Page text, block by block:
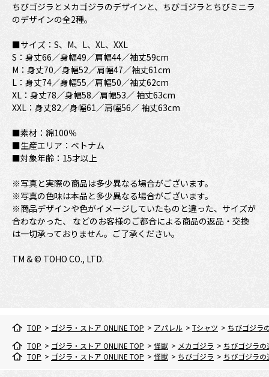
ちびゴジラとメカゴジラのデザインと、ちびゴジラとちびミニラ
のデザインの全2種。
■サイズ：S、M、L、XL、XXL
S：身丈66／身幅49／肩幅44／袖丈59cm
M：身丈70／身幅52／肩幅47／袖丈61cm
L：身丈74／身幅55／肩幅50／袖丈62cm
XL：身丈78／身幅58／肩幅53／ 袖丈63cm
XXL：身丈82／身幅61／肩幅56／ 袖丈63cm
■素材：綿100％
■生産エリア：ベトナム
■対象年齢：15才以上
※写真と実際の商品は多少異なる場合がございます。
※写真の色味は本品と多少異なる場合がございます。
※商品デザインや色がイメージしていたものと違った、サイズが
合わなかった、 などのお客様のご都合による商品の返品・交換
は一切承っておりません。ご了承ください。
TM & © TOHO CO., LTD.
TOP > ゴジラ・ストア ONLINE TOP > アパレル > Tシャツ > ちびゴジラ
TOP > ゴジラ・ストア ONLINE TOP > 怪獣 > メカゴジラ > ちびゴジラ
TOP > ゴジラ・ストア ONLINE TOP > 怪獣 > ちびゴジラ > ちびゴジラ